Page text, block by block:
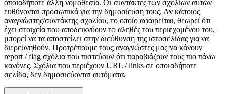
οποιαδήποτε άλλη νομοθεσία. Οι συντάκτες των σχολίων αυτών
ευθύνονται προσωπικά για την δημοσίευση τους. Αν κάποιος
αναγνώστης/συντάκτης σχολίου, το οποίο αφαιρείται, θεωρεί ότι
έχει στοιχεία που αποδεικνύουν το αληθές του περιεχομένου του,
μπορεί να τα αποστείλει στην διεύθυνση της ιστοσελίδας για να
διερευνηθούν. Προτρέπουμε τους αναγνώστες μας να κάνουν
report / flag σχόλια που πιστεύουν ότι παραβιάζουν τους πιο πάνω
κανόνες. Σχόλια που περιέχουν URL / links σε οποιαδήποτε
σελίδα, δεν δημοσιεύονται αυτόματα.